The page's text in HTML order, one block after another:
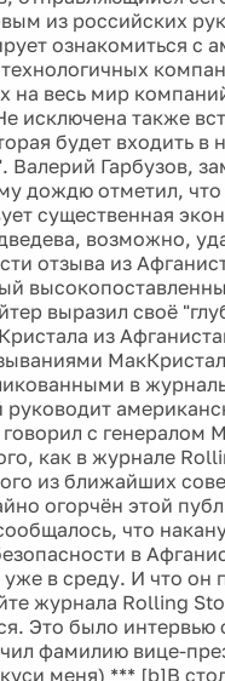
из российских
ознакомиться с
на весь мир
исключена также
будет входить
Валерий Гарбузов,
дождю отметил,
существенная
возможно,
отзыва из
выразил своё
из
в
с генералом
как в журнале
из ближайших
огорчён этой
что
в
в среду. И что он
журнала Rolling
Это было
фамилию вице-
меня) *** [b]В